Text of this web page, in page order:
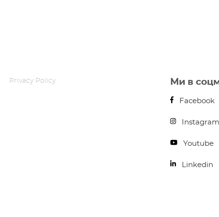
Privacy Policy Ми в
Facebook
Instagram
Youtube
Linkedin